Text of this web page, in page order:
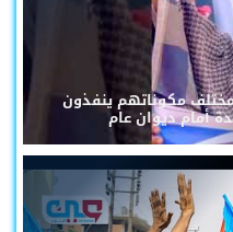
مكوناتهم ينفذون
أمام ديوان عام